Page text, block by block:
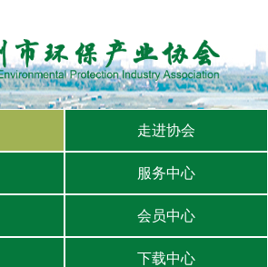
走进协会
服务中心
会员中心
下载中心